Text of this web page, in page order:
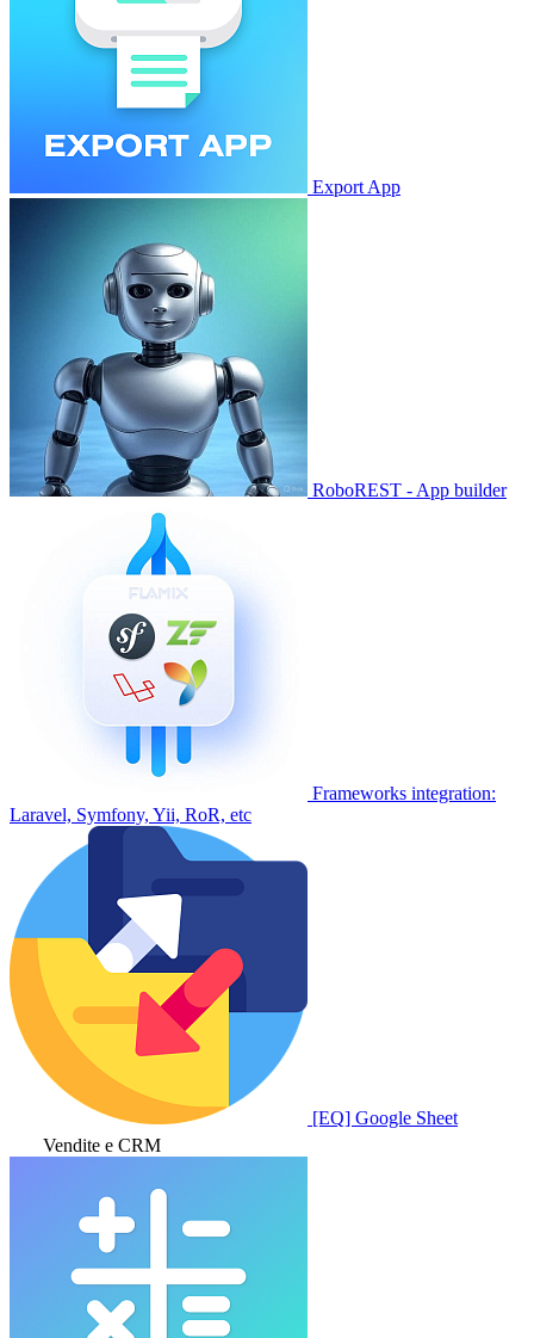
Export App
RoboREST - App builder
Frameworks integration:
Laravel, Symfony, Yii, RoR, etc
[EQ] Google Sheet
Vendite e CRM